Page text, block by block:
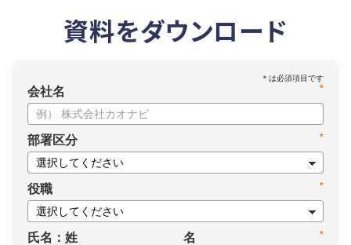
資料をダウンロード
*
会社名
*
部署区分
*
役職
氏名：姓 *
名